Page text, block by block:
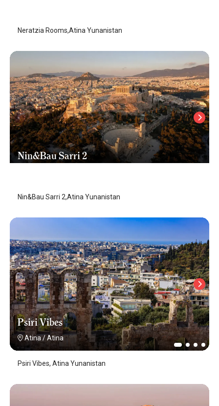
Neratzia Rooms,Atina Yunanistan
Nin&Bau Sarri 2
Nin&Bau Sarri 2,Atina Yunanistan
Psiri Vibes
Atina /Atina
Psiri Vibes, Atina Yunanistan